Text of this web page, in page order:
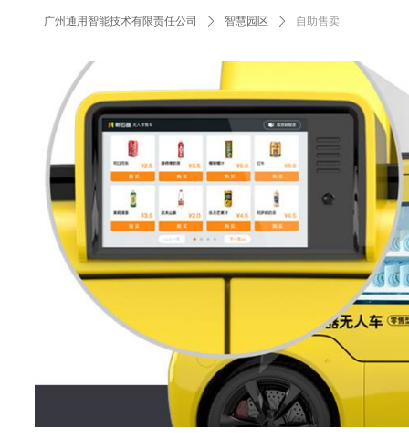
广州通用智能技术有限责任公司 ꄲ 智慧园区 ꄲ 自助售卖